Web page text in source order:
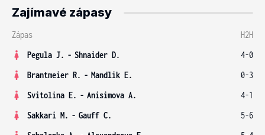
Zajímavé zápasy
Zápas
H2H
Pegula J. - Shnaider D.
4-0
Brantmeier R. - Mandlik E.
0-3
Svitolina E. - Anisimova A.
4-1
Sakkari M. - Gauff C.
5-6